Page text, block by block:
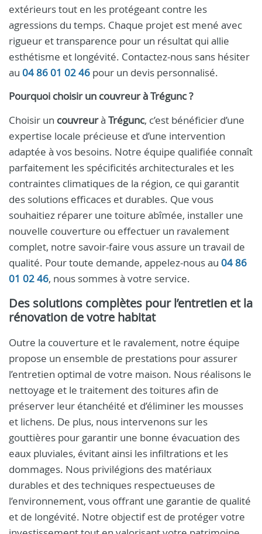
extérieurs tout en les protégeant contre les
agressions du temps. Chaque projet est mené avec
rigueur et transparence pour un résultat qui allie
esthétisme et longévité. Contactez-nous sans hésiter
au 04 86 01 02 46 pour un devis personnalisé.
Pourquoi choisir un couvreuràTrégunc?
Choisir un couvreurà Trégunc, c’est bénéficier d’une
expertise locale précieuse et d’une intervention
adaptée à vos besoins. Notre équipe qualifiée connaît
parfaitement les spécificités architecturales et les
contraintes climatiques de la région, ce qui garantit
des solutions efficaces et durables. Que vous
souhaitiez réparer une toiture abîmée, installer une
nouvelle couverture ou effectuer un ravalement
complet, notre savoir-faire vous assure un travail de
qualité. Pour toute demande, appelez-nous au 04 86
01 02 46, nous sommes à votre service.
Des solutions complètes pour l’entretien et la
rénovation de votre habitat
Outre la couverture et le ravalement, notre équipe
propose un ensemble de prestations pour assurer
l’entretien optimal de votre maison. Nous réalisons le
nettoyage et le traitement des toitures afin de
préserver leur étanchéité et d’éliminer les mousses
et lichens. De plus, nous intervenons sur les
gouttières pour garantir une bonne évacuation des
eaux pluviales, évitant ainsi les infiltrations et les
dommages. Nous privilégions des matériaux
durables et des techniques respectueuses de
l’environnement, vous offrant une garantie de qualité
et de longévité. Notre objectif est de protéger votre